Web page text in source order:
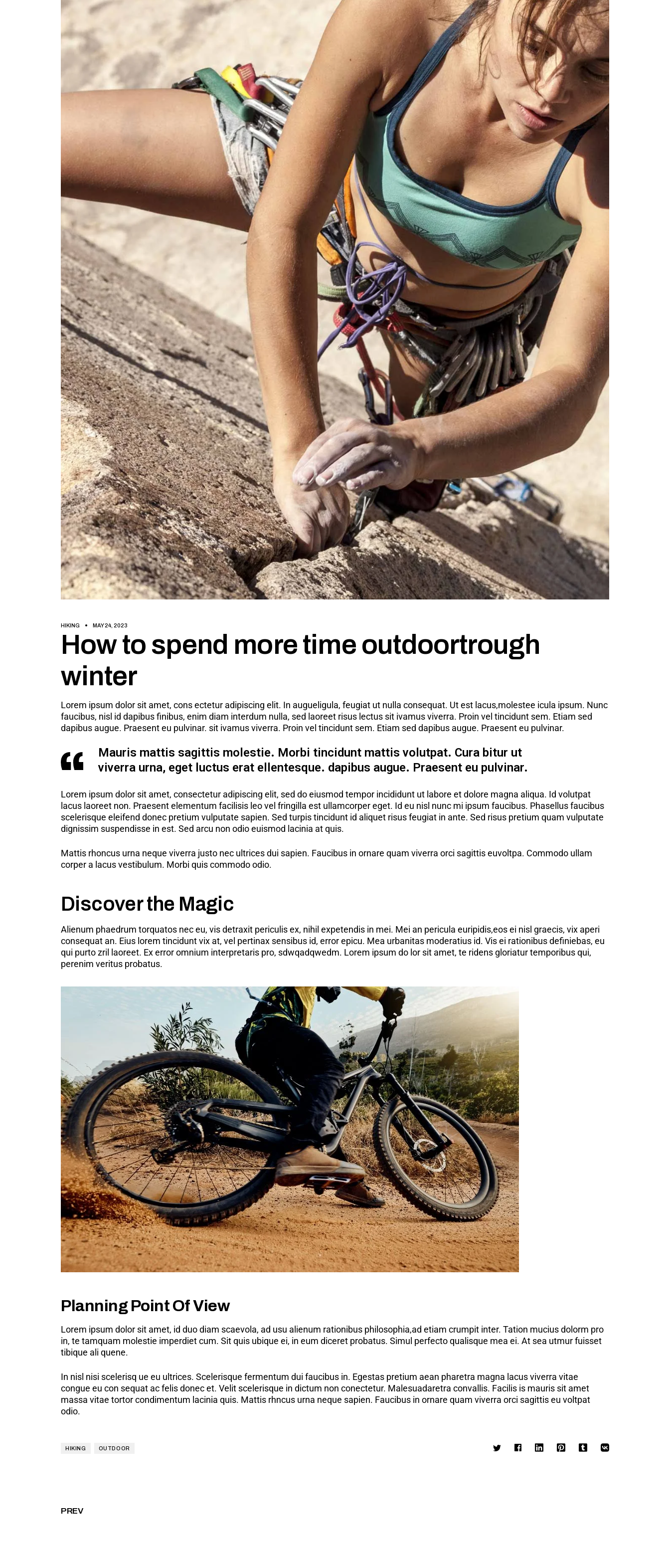
HIKING MAY 24, 2023
How to spend more time outdoortrough
winter
Lorem ipsum dolor sit amet, cons ectetur adipiscing elit. In augueligula, feugiat ut nulla consequat. Ut est lacus,molestee icula ipsum. Nunc
faucibus, nisl id dapibus finibus, enim diam interdum nulla, sed laoreet risus lectus sit ivamus viverra. Proin vel tincidunt sem. Etiam sed
dapibus augue. Praesent eu pulvinar. sit ivamus viverra. Proin vel tincidunt sem. Etiam sed dapibus augue. Praesent eu pulvinar.
Mauris mattis sagittis molestie. Morbi tincidunt mattis volutpat. Cura bitur ut
viverra urna, eget luctus erat ellentesque. dapibus augue. Praesent eu pulvinar.
Lorem ipsum dolor sit amet, consectetur adipiscing elit, sed do eiusmod tempor incididunt ut labore et dolore magna aliqua. Id volutpat
lacus laoreet non. Praesent elementum facilisis leo vel fringilla est ullamcorper eget. Id eu nisl nunc mi ipsum faucibus. Phasellus faucibus
scelerisque eleifend donec pretium vulputate sapien. Sed turpis tincidunt id aliquet risus feugiat in ante. Sed risus pretium quam vulputate
dignissim suspendisse in est. Sed arcu non odio euismod lacinia at quis.
Mattis rhoncus urna neque viverra justo nec ultrices dui sapien. Faucibus in ornare quam viverra orci sagittis euvoltpa. Commodo ullam
corper a lacus vestibulum. Morbi quis commodo odio.
Discover the Magic
Alienum phaedrum torquatos nec eu, vis detraxit periculis ex, nihil expetendis in mei. Mei an pericula euripidis,eos ei nisl graecis, vix aperi
consequat an. Eius lorem tincidunt vix at, vel pertinax sensibus id, error epicu. Mea urbanitas moderatius id. Vis ei rationibus definiebas, eu
qui purto zril laoreet. Ex error omnium interpretaris pro, sdwqadqwedm. Lorem ipsum do lor sit amet, te ridens gloriatur temporibus qui,
perenim veritus probatus.
Planning Point Of View
Lorem ipsum dolor sit amet, id duo diam scaevola, ad usu alienum rationibus philosophia,ad etiam crumpit inter. Tation mucius dolorm pro
in, te tamquam molestie imperdiet cum. Sit quis ubique ei, in eum diceret probatus. Simul perfecto qualisque mea ei. At sea utmur fuisset
tibique ali quene.
In nisl nisi scelerisq ue eu ultrices. Scelerisque fermentum dui faucibus in. Egestas pretium aean pharetra magna lacus viverra vitae
congue eu con sequat ac felis donec et. Velit scelerisque in dictum non conectetur. Malesuadaretra convallis. Facilis is mauris sit amet
massa vitae tortor condimentum lacinia quis. Mattis rhncus urna neque sapien. Faucibus in ornare quam viverra orci sagittis eu voltpat
odio.
HIKING OUTDOOR
PREV